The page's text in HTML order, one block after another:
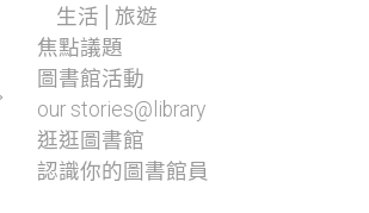
生活│旅遊
焦點議題
圖書館活動
our stories@library
逛逛圖書館
認識你的圖書館員